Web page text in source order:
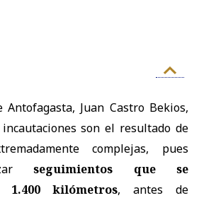
Juan Castro Bekios,
son el resultado de
complejas, pues
seguimientos que se
kilómetros, antes de